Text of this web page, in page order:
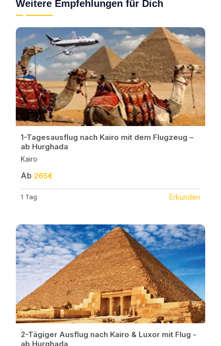
Weitere Empfehlungen für Dich
1-Tagesausflug nach Kairo mit dem Flugzeug –
ab Hurghada
Kairo
Ab 265€
1 Tag Erkunden
2-Tägiger Ausflug nach Kairo & Luxor mit Flug -
ab Hurghada